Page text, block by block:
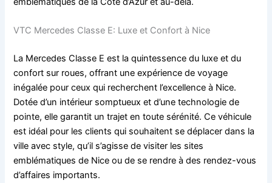
VTC Mercedes Classe E: Luxe et Confort à Nice
La Mercedes Classe E est la quintessence du luxe et du
confort sur roues, offrant une expérience de voyage
inégalée pour ceux qui recherchent l’excellence à Nice.
Dotée d’un intérieur somptueux et d’une technologie de
pointe, elle garantit un trajet en toute sérénité. Ce véhicule
est idéal pour les clients qui souhaitent se déplacer dans la
ville avec style, qu’il s’agisse de visiter les sites
emblématiques de Nice ou de se rendre à des rendez-vous
d’affaires importants.